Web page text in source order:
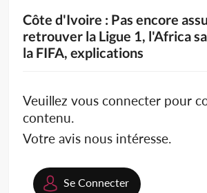
Côte d'Ivoire : Pas encore
retrouver la Ligue 1, l'Africa
la FIFA, explications
Veuillez vous connecter pour
contenu.
Votre avis nous intéresse.
Se Connecter